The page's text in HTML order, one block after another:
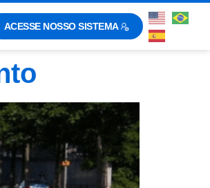
ACESSE NOSSO SISTEMA